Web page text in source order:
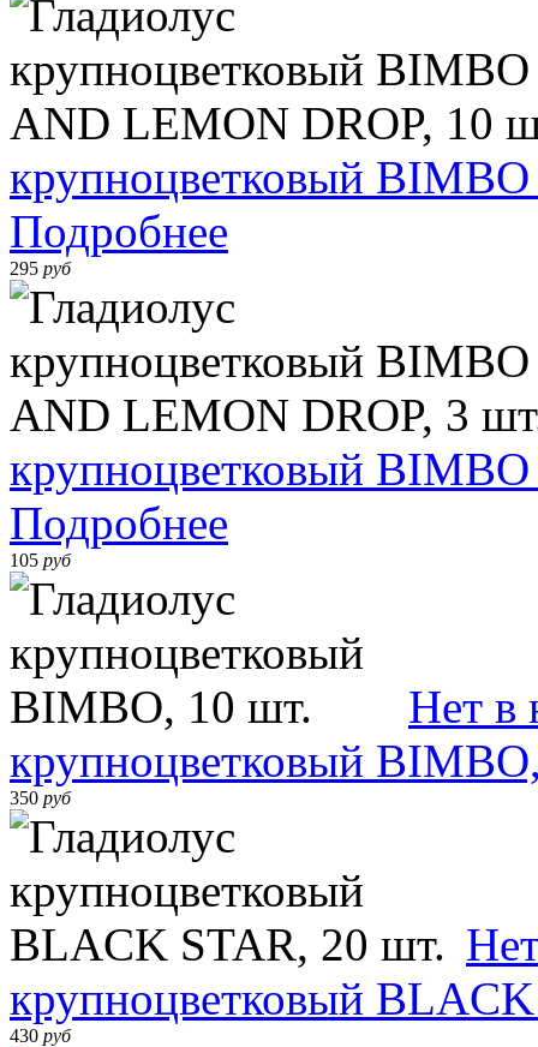
крупноцветковый
Подробнее
295 руб
крупноцветковый
Подробнее
105 руб
Нет в
крупноцветковый
350 руб
крупноцветковый
430 руб